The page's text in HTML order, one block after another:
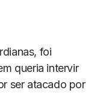
foi
queria intervir
ser atacado por